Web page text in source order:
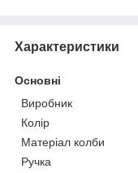
Характеристики
Основні
Виробник
Колір
Матеріал колби
Ручка